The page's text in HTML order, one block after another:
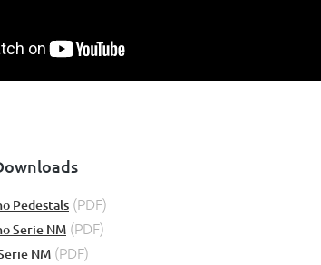
Pedestals (PDF)
Serie NM (PDF)
NM (PDF)